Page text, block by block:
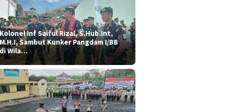
Kolonel Inf Saiful Rizal, S.Hub.Int,
M.H.I, Sambut Kunker Pangdam I/BB
di Wila…